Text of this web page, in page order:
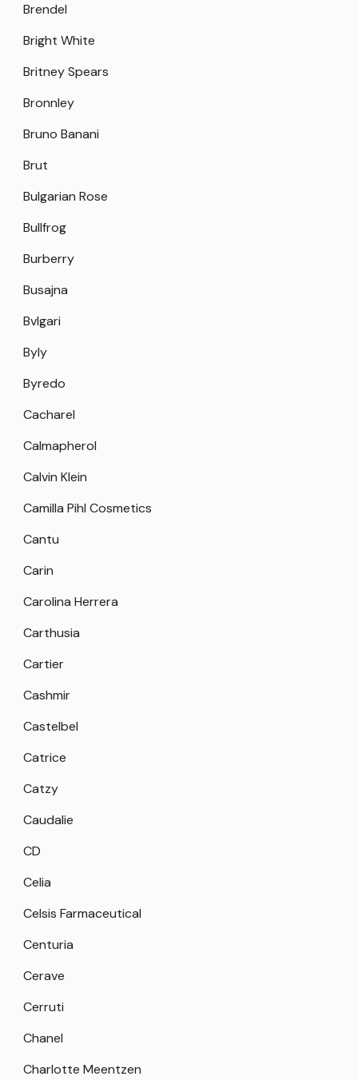
Brendel
Bright White
Britney Spears
Bronnley
Bruno Banani
Brut
Bulgarian Rose
Bullfrog
Burberry
Busajna
Bvlgari
Byly
Byredo
Cacharel
Calmapherol
Calvin Klein
Camilla Pihl Cosmetics
Cantu
Carin
Carolina Herrera
Carthusia
Cartier
Cashmir
Castelbel
Catrice
Catzy
Caudalie
CD
Celia
Celsis Farmaceutical
Centuria
Cerave
Cerruti
Chanel
Charlotte Meentzen